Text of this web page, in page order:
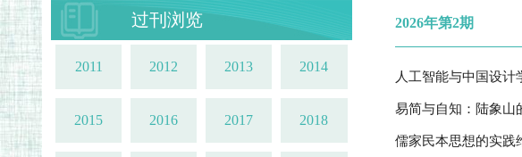
过刊浏览
2011 2012 2013 2014
2015 2016 2017 2018
2026年第2期
人工智能与中国设
易简与自知：陆象
儒家民本思想的实